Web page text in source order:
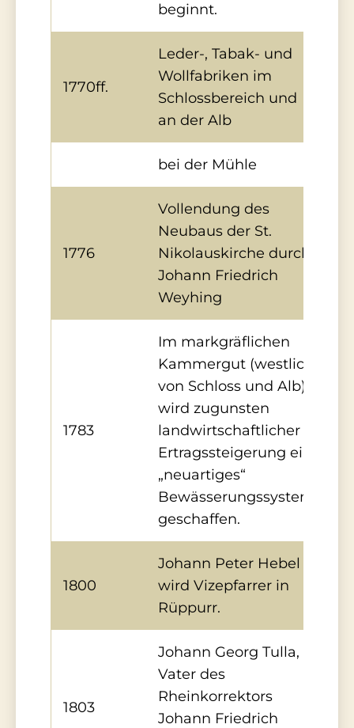
beginnt.
1770ff.
Leder-, Tabak- und
Wollfabriken im
Schlossbereich und
an der Alb
bei der Mühle
1776
Vollendung des
Neubaus der St.
Nikolauskirche durch
Johann Friedrich
Weyhing
1783
Im markgräflichen
Kammergut (westlich
von Schloss und Alb)
wird zugunsten
landwirtschaftlicher
Ertragssteigerung ein
„neuartiges“
Bewässerungssystem
geschaffen.
1800
Johann Peter Hebel
wird Vizepfarrer in
Rüppurr.
1803
Johann Georg Tulla,
Vater des
Rheinkorrektors
Johann Friedrich